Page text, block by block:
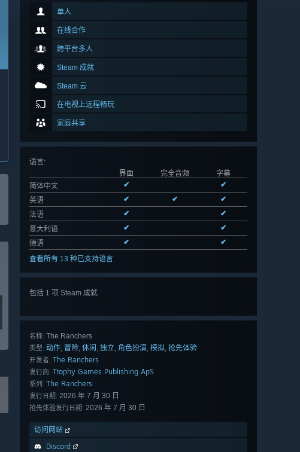
单人
在线合作
跨平台多人
Steam 成就
Steam 云
在电视上远程畅玩
家庭共享
语言:
界面
完全音频
字幕
简体中文
✔
✔
英语
✔ ✔
✔
法语
✔
✔
意大利语
✔
✔
德语
✔
✔
查看所有 13 种已支持语言
包括 1 项 Steam 成就
名称: The Ranchers
类型: 动作, 冒险, 休闲, 独立, 角色扮演, 模拟, 抢先体验
开发者: The Ranchers
发行商: Trophy Games Publishing ApS
系列: The Ranchers
发行日期: 2026 年 7 月 30 日
抢先体验发行日期: 2026 年 7 月 30 日
访问网站
Discord